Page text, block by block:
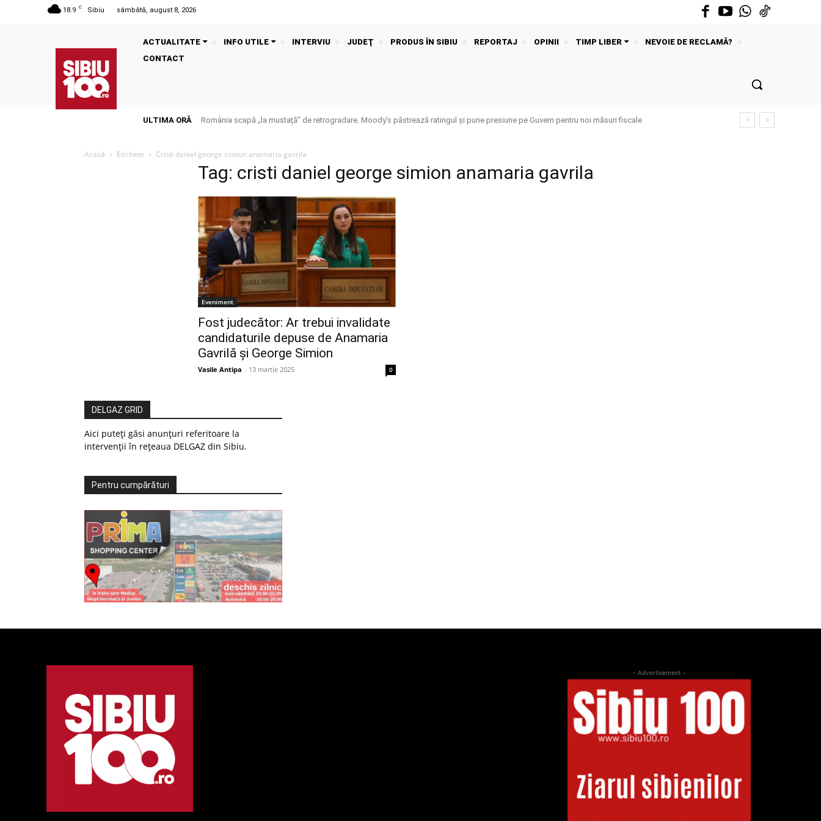
18.9 C Sibiu sâmbătă, august 8, 2026
ACTUALITATE INFO UTILE INTERVIU JUDEŢ PRODUS ÎN SIBIU REPORTAJ OPINII TIMP LIBER
NEVOIE DE RECLAMĂ?
CONTACT
ULTIMA ORĂ România scapă „la mustață” de retrogradare. Moody’s păstrează ratingul și pune presiune pe Guvern pentru noi măsuri fiscale
Acasă Etichete Cristi daniel george simion anamaria gavrila
Tag: cristi daniel george simion anamaria gavrila
Eveniment
Fost judecător: Ar trebui invalidate
candidaturile depuse de Anamaria
Gavrilă și George Simion
Vasile Antipa - 13 martie 2025 0
DELGAZ GRID
Aici puteți găsi anunțuri referitoare la
intervenții în rețeaua DELGAZ din Sibiu.
Pentru cumpărături
- Advertisement -